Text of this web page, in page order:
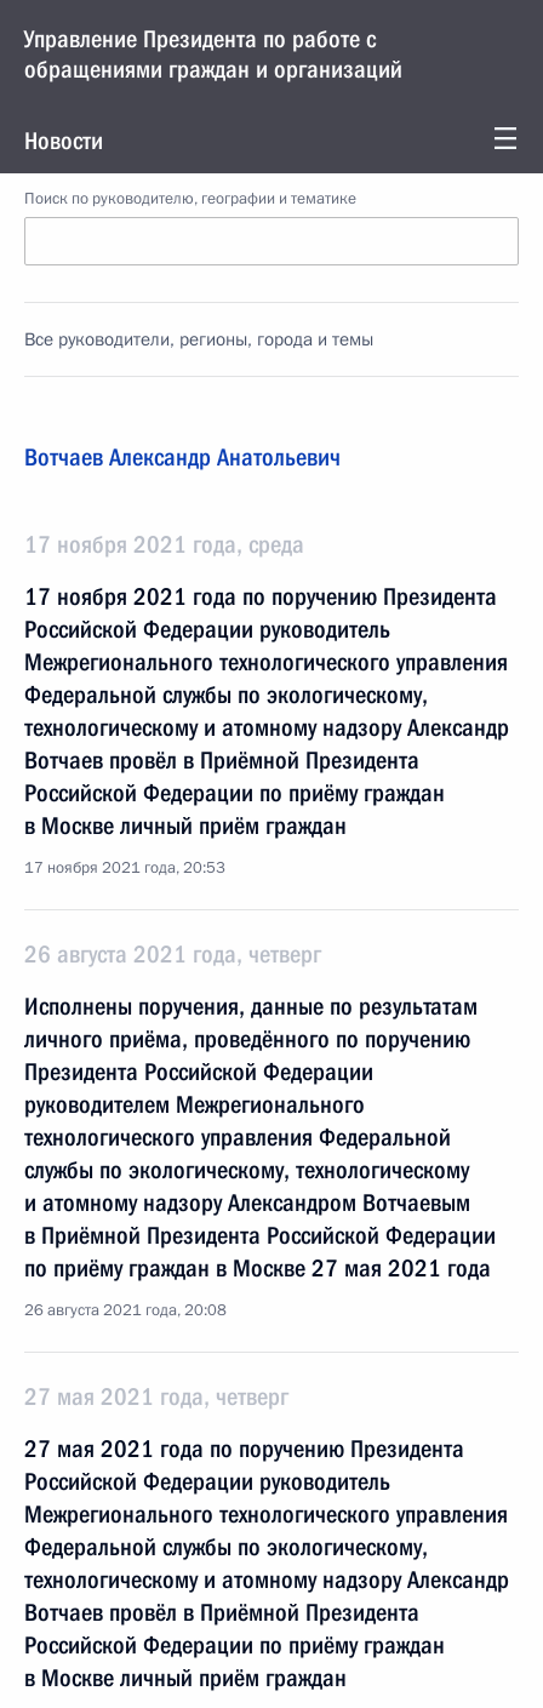
Управление Президента по работе с
обращениями граждан и организаций
Новости
Поиск по руководителю, географии и тематике
Все руководители, регионы, города и темы
Вотчаев Александр Анатольевич
17 ноября 2021 года, среда
17 ноября 2021 года по поручению Президента
Российской Федерации руководитель
Межрегионального технологического управления
Федеральной службы по экологическому,
технологическому и атомному надзору Александр
Вотчаев провёл в Приёмной Президента
Российской Федерации по приёму граждан
в Москве личный приём граждан
17 ноября 2021 года, 20:53
26 августа 2021 года, четверг
Исполнены поручения, данные по результатам
личного приёма, проведённого по поручению
Президента Российской Федерации
руководителем Межрегионального
технологического управления Федеральной
службы по экологическому, технологическому
и атомному надзору Александром Вотчаевым
в Приёмной Президента Российской Федерации
по приёму граждан в Москве 27 мая 2021 года
26 августа 2021 года, 20:08
27 мая 2021 года, четверг
27 мая 2021 года по поручению Президента
Российской Федерации руководитель
Межрегионального технологического управления
Федеральной службы по экологическому,
технологическому и атомному надзору Александр
Вотчаев провёл в Приёмной Президента
Российской Федерации по приёму граждан
в Москве личный приём граждан